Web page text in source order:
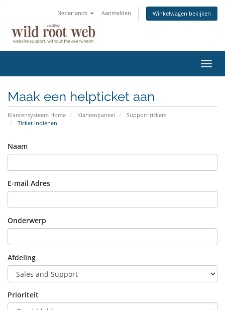
Nederlands Aanmelden Winkelwagen bekijken
in-/
Maak een helpticket aan
Klantensysteem Home Klantenpaneel
Support tickets
Ticket indienen
Naam
E-mail Adres
Onderwerp
Afdeling
Prioriteit